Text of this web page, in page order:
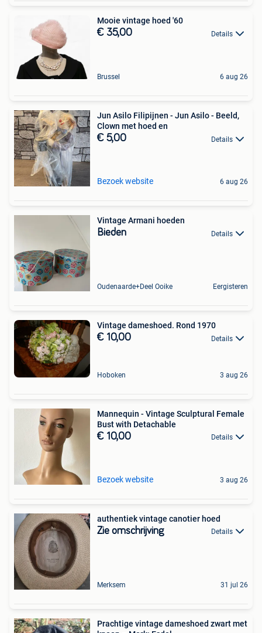
Mooie vintage hoed '60
€ 35,00 Details
Brussel 6 aug 26
Jun Asilo Filipijnen - Jun Asilo - Beeld,
Clown met hoed en
€ 5,00 Details
Bezoek website 6 aug 26
Vintage Armani hoeden
Bieden Details
Oudenaarde+Deel Ooike Eergisteren
Vintage dameshoed. Rond 1970
€ 10,00 Details
Hoboken 3 aug 26
Mannequin - Vintage Sculptural Female
Bust with Detachable
€ 10,00 Details
Bezoek website 3 aug 26
authentiek vintage canotier hoed
Zie omschrijving Details
Merksem 31 jul 26
Prachtige vintage dameshoed zwart met